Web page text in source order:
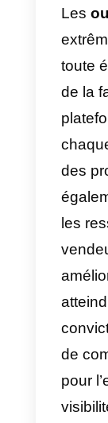
Les
de